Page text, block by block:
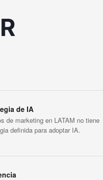
de IA
de marketing en LATAM no tiene
definida para adoptar IA.